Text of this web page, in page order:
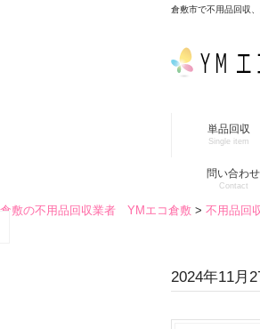
倉敷市で不用品回収
単品回収
Single item
問い合わせ
Contact
倉敷の不用品回収業者 YMエコ倉敷 > 不用品回
2024年11月